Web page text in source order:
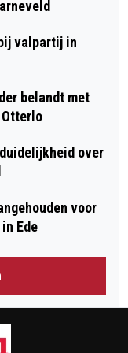
valpartij in
belandt met
over
voor
Ede